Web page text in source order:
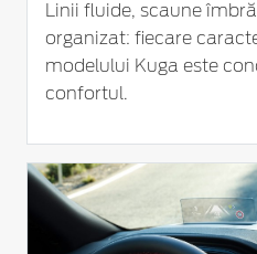
Linii fluide, scaune
organizat: fiecare
modelului Kuga este
confortul.